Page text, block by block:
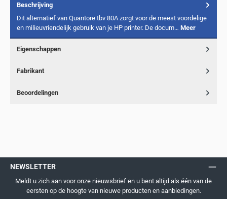
Beschrijving
Dit alternatief van Quantore tbv 80A zorgt voor de meest voordelige
en milieuvriendelijk gebruik van je HP printer. De docum… Meer
Eigenschappen
Fabrikant
Beoordelingen
NEWSLETTER
Meldt u zich aan voor onze nieuwsbrief en u bent altijd als één van de
eersten op de hoogte van nieuwe producten en aanbiedingen.